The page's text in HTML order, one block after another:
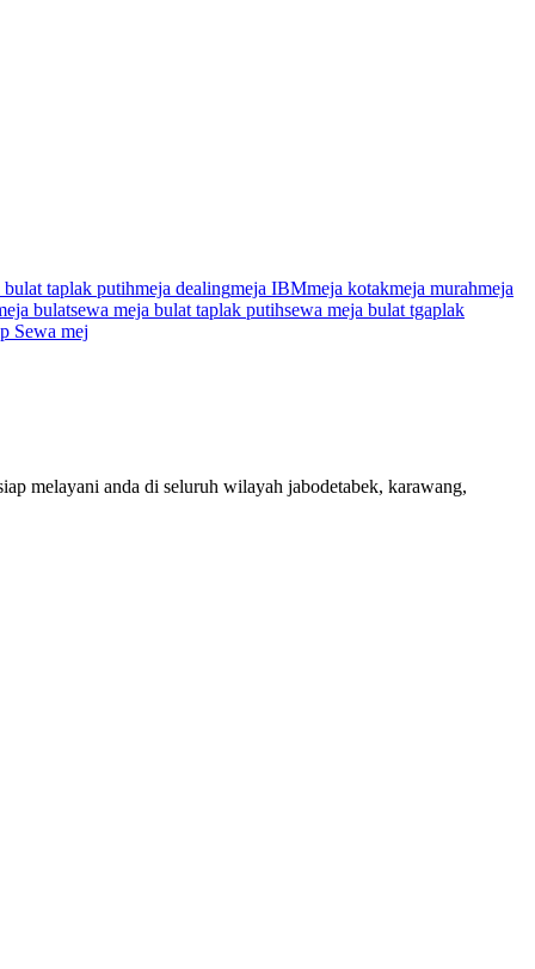
bulat taplak putihmeja dealingmeja IBMmeja kotakmeja murahmeja
bulatsewa meja bulat taplak putihsewa meja bulat tgaplak
Sewa mej
melayani anda di seluruh wilayah jabodetabek, karawang,